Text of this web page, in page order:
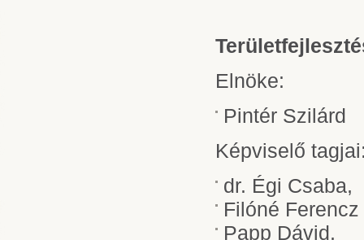
Elnöke:
Pintér Szilárd
Képviselő
dr. Égi Csaba,
Filóné
Papp Dávid,